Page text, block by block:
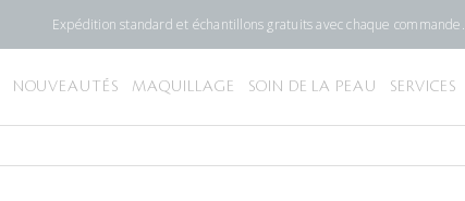
Expédition standard et échantillons gratuits avec chaque commande.
NOUVEAUTÉS MAQUILLAGE SOIN DE LA PEAU SERVICES